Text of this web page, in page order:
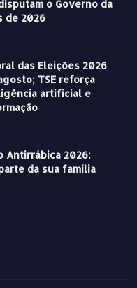
o Governo da
de 2026
das Eleições 2026
TSE reforça
artificial e
Antirrábica 2026:
da sua família